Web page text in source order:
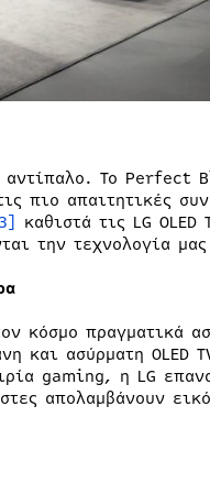
αντίπαλο. Το Perfect
πιο απαιτητικές
καθιστά τις LG
την τεχνολογία
κόσμο πραγματικά
και ασύρματη
gaming, η LG
απολαμβάνουν